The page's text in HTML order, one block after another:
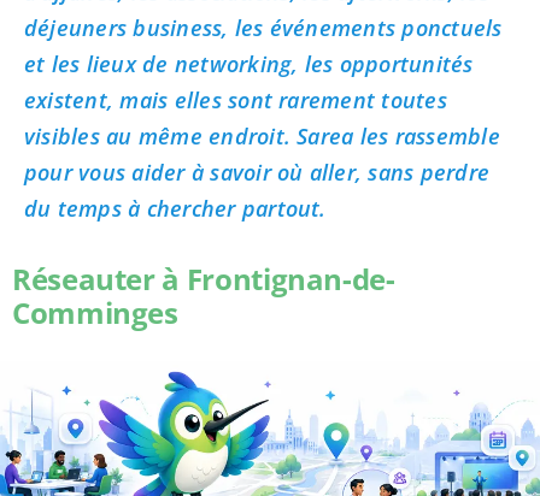
déjeuners business, les événements ponctuels
et les lieux de networking, les opportunités
existent, mais elles sont rarement toutes
visibles au même endroit. Sarea les rassemble
pour vous aider à savoir où aller, sans perdre
du temps à chercher partout.
Réseauter à Frontignan-de-
Comminges